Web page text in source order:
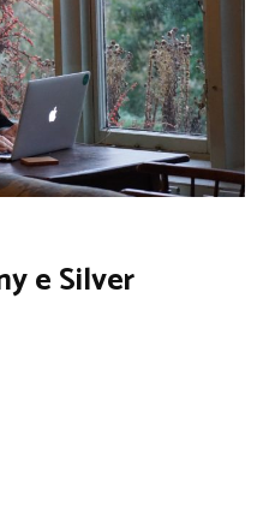
e Silver